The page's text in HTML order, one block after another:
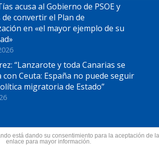
acusa al Gobierno de PSOE y
de convertir el Plan de
en «el mayor ejemplo de su
“Lanzarote y toda Canarias se
con Ceuta: España no puede seguir
migratoria de Estado”
está dando su consentimiento para la aceptación de
enlace para mayor información.